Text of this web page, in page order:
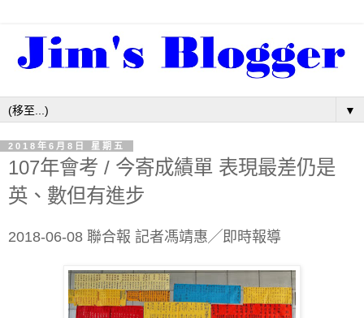
▼
2018年6月8日 星期五
107年會考 / 今寄成績單 表現最差仍是
英、數但有進步
2018-06-08 聯合報 記者馮靖惠 ╱即時報導